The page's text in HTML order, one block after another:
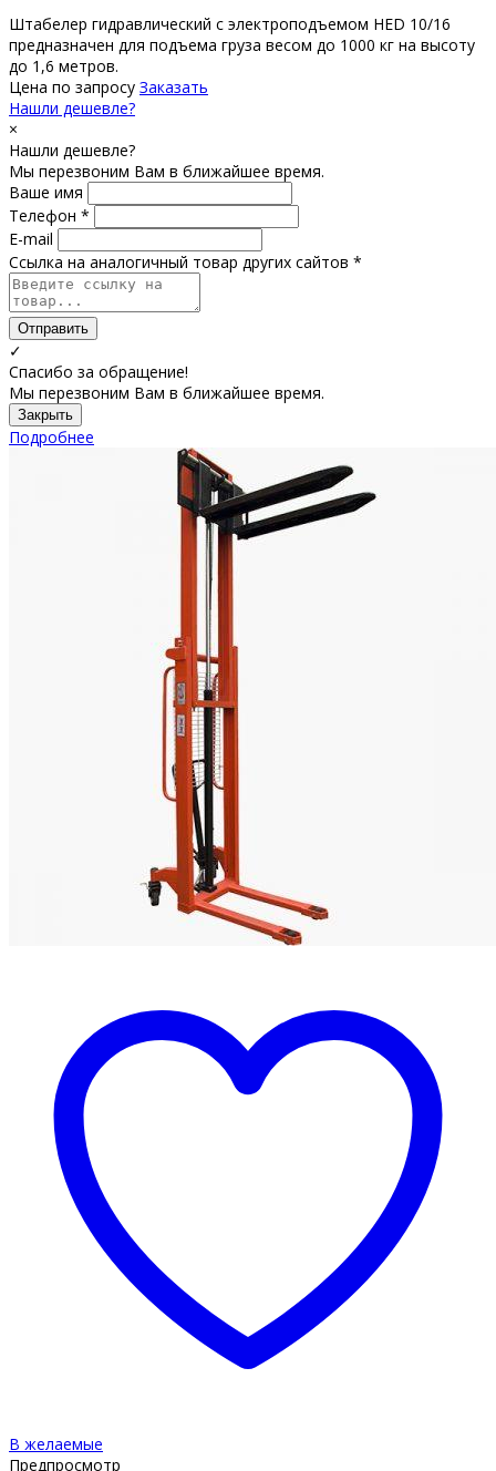
Штабелер гидравлический с электроподъемом HED 10/16
предназначен для подъема груза весом до 1000 кг на высоту
до 1,6 метров.
Цена по запросу Заказать
Нашли дешевле?
×
Нашли дешевле?
Мы перезвоним Вам в ближайшее время.
Ваше имя
Телефон *
E-mail
Ссылка на аналогичный товар других сайтов *
Отправить
✓
Спасибо за обращение!
Мы перезвоним Вам в ближайшее время.
Закрыть
Подробнее
В желаемые
Предпросмотр